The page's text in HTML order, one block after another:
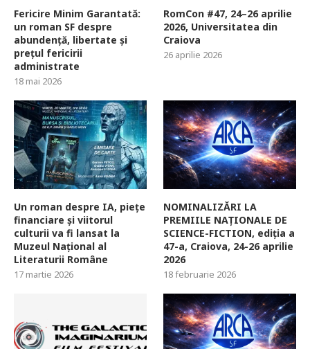
Fericire Minim Garantată:
un roman SF despre
abundență, libertate și
prețul fericirii
administrate
18 mai 2026
RomCon #47, 24–26 aprilie
2026, Universitatea din
Craiova
26 aprilie 2026
Un roman despre IA, piețe
financiare și viitorul
culturii va fi lansat la
Muzeul Național al
Literaturii Române
17 martie 2026
NOMINALIZĂRI LA
PREMIILE NAȚIONALE DE
SCIENCE-FICTION, ediția a
47-a, Craiova, 24-26 aprilie
2026
18 februarie 2026